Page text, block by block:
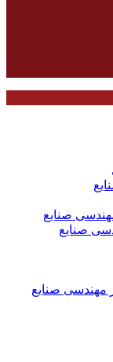
صنایع
صنایع
مهندسی صنایع